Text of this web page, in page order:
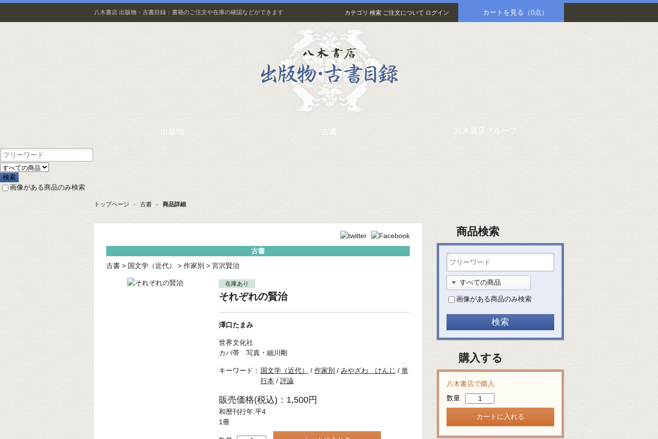
八木書店 出版物・古書目録：書籍のご注文や在庫の確認などができます カテゴリ 検索 ご注文について ログイン カートを見る （0点）
出版物 古書 八木書店グループ
画像がある商品のみ検索
トップページ ＞ 古書 ＞ 商品詳細
古書
古書 > 国文学（近代） > 作家別 > 宮沢賢治
在庫あり
それぞれの賢治
澤口たまみ
世界文化社
カバ帯 写真・細川剛
キーワード： 国文学（近代） / 作家別 / みやざわ けんじ / 単
行本 / 評論
販売価格(税込)：1,500円
和暦刊行年:平4
1冊
商品検索
画像がある商品のみ検索
購入する
八木書店で購入
数量